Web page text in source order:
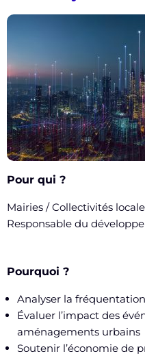
Pour qui ?
Mairies / Collectivités
Responsable du
Pourquoi ?
Analyser la
Évaluer l’impact des
aménagements urbains
Soutenir l’économie de